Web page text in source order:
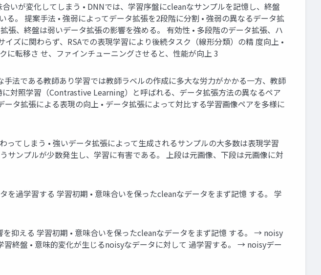
いが変化してしまう • DNNでは、学習序盤にcleanなサンプルを記憶し、終盤
。 提案手法 • 強弱によってデータ拡張を2段階に分割 • 強弱の異なるデータ拡
、終盤は弱いデータ拡張の影響を強める。 有効性 • 多段階のデータ拡張、ハ
ズに関わらず、RSAでの表現学習により後続タスク（線形分類）の精 度向上 •
に転移さ せ、ファインチューニングさせると、性能が向上 3
法である教師あり学習では教師ラベルの作成に多大な労力がかかる一方、教師
対照学習（Contrastive Learning）と呼ばれる、データ拡張方法の異なるペア
タ拡張による表現の向上 • データ拡張によって対比する学習画像ペアを多様に
てしまう • 強いデータ拡張によって生成されるサンプルの大多数は表現学習
サンプルが少数発生し、学習に有害である。 上段は元画像、下段は元画像に対
過学習する 学習初期 • 意味合いを保ったcleanなデータをまず記憶 する。 学
抑える 学習初期 • 意味合いを保ったcleanなデータをまず記憶 する。 → noisy
終盤 • 意味的変化が生じるnoisyなデータに対して 過学習する。 → noisyデー